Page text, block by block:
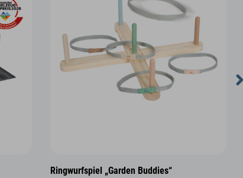
Ringwurfspiel „Garden Buddies“